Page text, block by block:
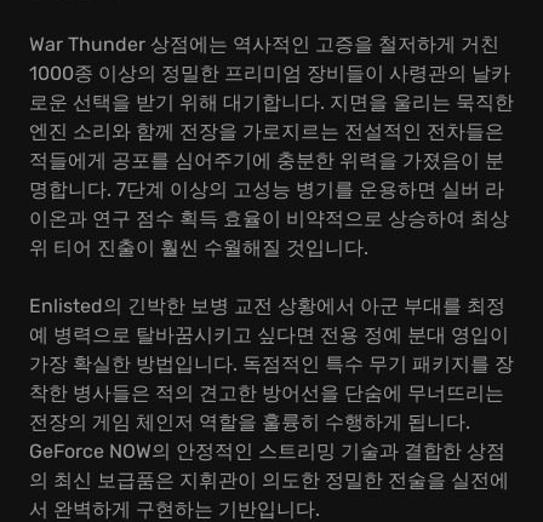
War Thunder 상점에는 역사적인 고증을 철저하게 거친
1000종 이상의 정밀한 프리미엄 장비들이 사령관의 날카
로운 선택을 받기 위해 대기합니다. 지면을 울리는 묵직한
엔진 소리와 함께 전장을 가로지르는 전설적인 전차들은
적들에게 공포를 심어주기에 충분한 위력을 가졌음이 분
명합니다. 7단계 이상의 고성능 병기를 운용하면 실버 라
이온과 연구 점수 획득 효율이 비약적으로 상승하여 최상
위 티어 진출이 훨씬 수월해질 것입니다.
Enlisted의 긴박한 보병 교전 상황에서 아군 부대를 최정
예 병력으로 탈바꿈시키고 싶다면 전용 정예 분대 영입이
가장 확실한 방법입니다. 독점적인 특수 무기 패키지를 장
착한 병사들은 적의 견고한 방어선을 단숨에 무너뜨리는
전장의 게임 체인저 역할을 훌륭히 수행하게 됩니다.
GeForce NOW의 안정적인 스트리밍 기술과 결합한 상점
의 최신 보급품은 지휘관이 의도한 정밀한 전술을 실전에
서 완벽하게 구현하는 기반입니다.